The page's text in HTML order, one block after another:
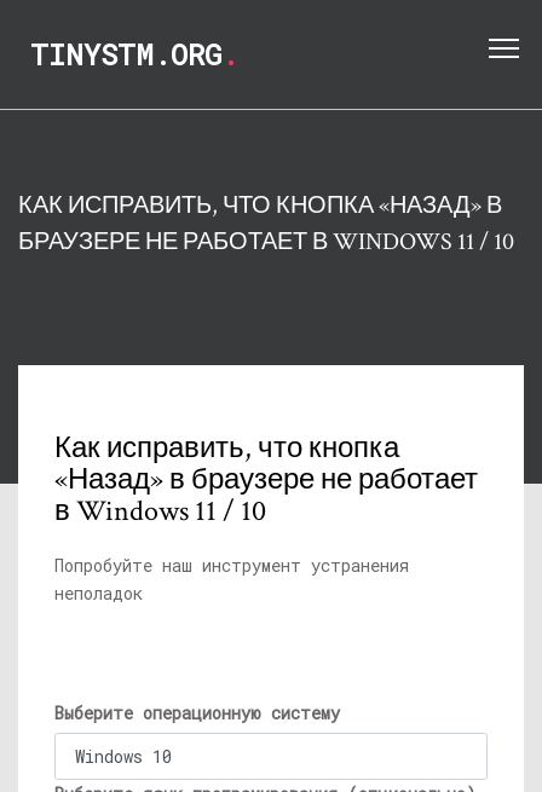
TINYSTM.ORG.
КАК ИСПРАВИТЬ, ЧТО КНОПКА «НАЗАД» В
БРАУЗЕРЕ НЕ РАБОТАЕТ В WINDOWS 11 / 10
Как исправить, что кнопка
«Назад» в браузере не работает
в Windows 11 / 10
Попробуйте наш инструмент устранения
неполадок
Выберите операционную систему